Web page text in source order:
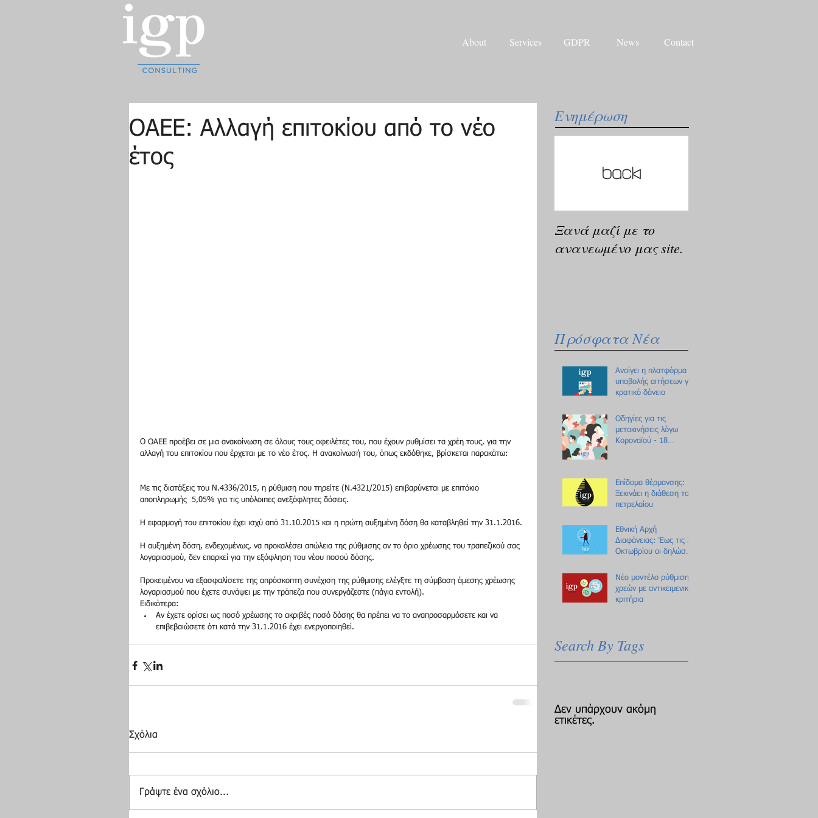
ΟΑΕΕ: Αλλαγή επιτοκίου από το νέο
έτος
O ΟΑΕΕ προέβει σε μια ανακοίνωση σε όλους τους οφειλέτες του, που έχουν ρυθμίσει τα χρέη τους, για την
αλλαγή του επιτοκίου που έρχεται με το νέο έτος. Η ανακοίνωσή του, όπως εκδόθηκε, βρίσκεται παρακάτω:
Με τις διατάξεις του Ν.4336/2015, η ρύθμιση που τηρείτε (Ν.4321/2015) επιβαρύνεται με επιτόκιο
αποπληρωμής  5,05% για τις υπόλοιπες ανεξόφλητες δόσεις.
Η εφαρμογή του επιτοκίου έχει ισχύ από 31.10.2015 και η πρώτη αυξημένη δόση θα καταβληθεί την 31.1.2016.
Η αυξημένη δόση, ενδεχομένως, να προκαλέσει απώλεια της ρύθμισης αν το όριο χρέωσης του τραπεζικού σας
λογαριασμού, δεν επαρκεί για την εξόφληση του νέου ποσού δόσης.
Προκειμένου να εξασφαλίσετε της απρόσκοπτη συνέχιση της ρύθμισης ελέγξτε τη σύμβαση άμεσης χρέωσης
λογαριασμού που έχετε συνάψει με την τράπεζα που συνεργάζεστε (πάγια εντολή).
Ειδικότερα:
Αν έχετε ορίσει ως ποσό χρέωσης το ακριβές ποσό δόσης θα πρέπει να το αναπροσαρμόσετε και να
επιβεβαιώσετε ότι κατά την 31.1.2016 έχει ενεργοποιηθεί.
Σχόλια
Γράψτε ένα σχόλιο...
Ενημέρωση
Ξανά μαζί με το
ανανεωμένο μας site.
Πρόσφατα Νέα
Ανοίγει η πλατφόρμα
υποβολής αιτήσεων για
κρατικό δάνειο
Οδηγίες για τις
μετακινήσεις λόγω
Κοροναϊού - 18
Επίδομα θέρμανσης:
Ξεκινάει η διάθεση του
πετρελαίου
Εθνική Αρχή
Διαφάνειας: Έως τις 31
Οκτωβρίου οι δηλώσεις
Νέο μοντέλο ρύθμισης
χρεών με αντικειμενικά
κριτήρια
Search By Tags
Δεν υπάρχουν ακόμη
ετικέτες.
About Services GDPR News Contact